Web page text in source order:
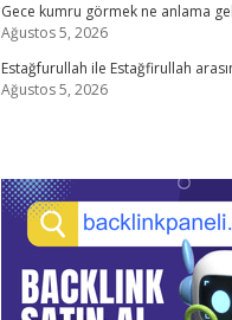
Gece kumru görmek ne anlama
Ağustos 5, 2026
Estağfurullah ile Estağfirullah
Ağustos 5, 2026